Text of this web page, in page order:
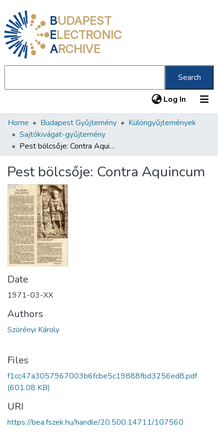
BUDAPEST
ELECTRONIC
ARCHIVE
Search
Log In (current)
Communities & Collections
All of DSpace
About us
Home Budapest Gyűjtemény
Különgyűjtemények
Sajtókivágat-gyűjtemény
Pest bölcsője: Contra Aquincum
Pest bölcsője: Contra Aquincum
Date
1971-03-XX
Authors
Szörényi Károly
Files
f1cc47a3057967003b6fcbe5c19888fbd3256ed8.pdf
(601.08 KB)
URI
https://bea.fszek.hu/handle/20.500.14711/107560